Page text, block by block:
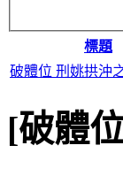
標題
破體位 刑姚拱沖
[破體